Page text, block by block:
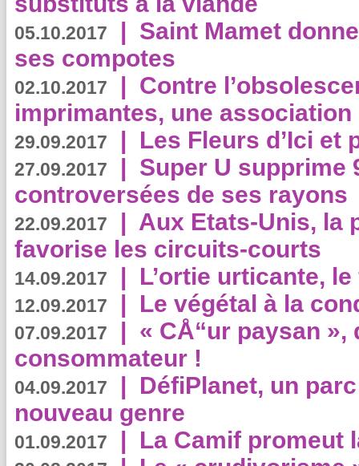
05.10.2017 | Saint Mamet
ses compotes
02.10.2017 | Contre
imprimantes, une
29.09.2017 | Les Fleurs d’Ici et
27.09.2017 | Super U supprime
controversées de ses rayons
22.09.2017 | Aux Etats-Unis, la
favorise les circuits-courts
14.09.2017 | L’ortie urticante,
12.09.2017 | Le végétal à la
07.09.2017 | « CÅ“ur paysan
consommateur !
04.09.2017 | DéfiPlanet, un
nouveau genre
01.09.2017 | La Camif promeut